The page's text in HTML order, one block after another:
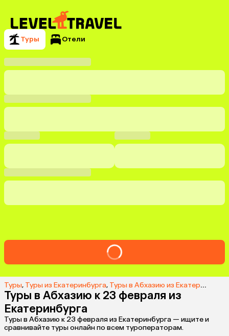
Туры Отели
Туры, Туры из Екатеринбурга, Туры в Абхазию из Екатеринбурга
Туры в Абхазию к 23 февраля из
Екатеринбурга
Туры в Абхазию к 23 февраля из Екатеринбурга — ищите и
сравнивайте туры онлайн по всем туроператорам.